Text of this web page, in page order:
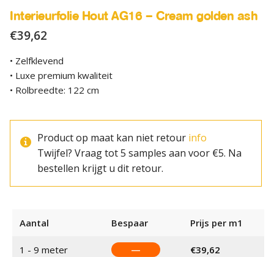
Interieurfolie Hout AG16 – Cream golden ash
€39,62
• Zelfklevend
• Luxe premium kwaliteit
• Rolbreedte: 122 cm
Product op maat kan niet retour info
Twijfel? Vraag tot 5 samples aan voor €5. Na
bestellen krijgt u dit retour.
Aantal Bespaar Prijs per m1
1 - 9 meter — €39,62